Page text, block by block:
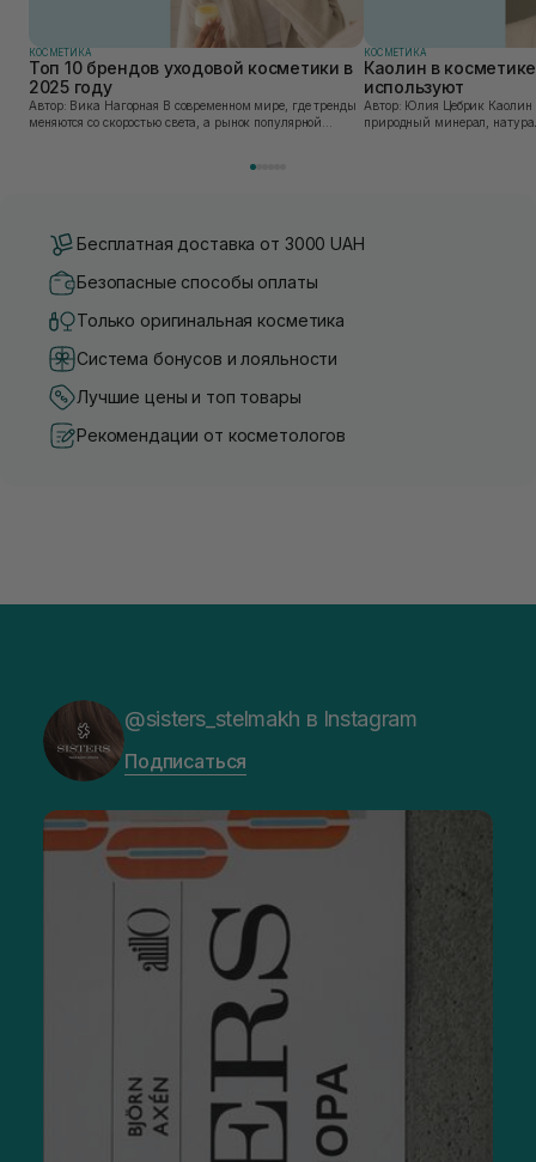
КОСМЕТИКА
Топ 10 брендов уходовой косметики в
2025 году
Автор: Вика Нагорная В современном мире, где тренды
меняются со скоростью света, а рынок популярной
КОСМЕТИКА
Каолин в
используют
Автор: Юлия Цебрик Каолин в косметологии – это
природный минерал,
Бесплатная доставка от 3000 UAH
Безопасные способы оплаты
Только оригинальная косметика
Система бонусов и лояльности
Лучшие цены и топ товары
Рекомендации от косметологов
@sisters_stelmakh в Instagram
Подписаться